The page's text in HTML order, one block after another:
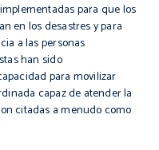
para que los
en los desastres y para
a las personas
han sido
para movilizar
capaz de atender la
citadas a menudo como